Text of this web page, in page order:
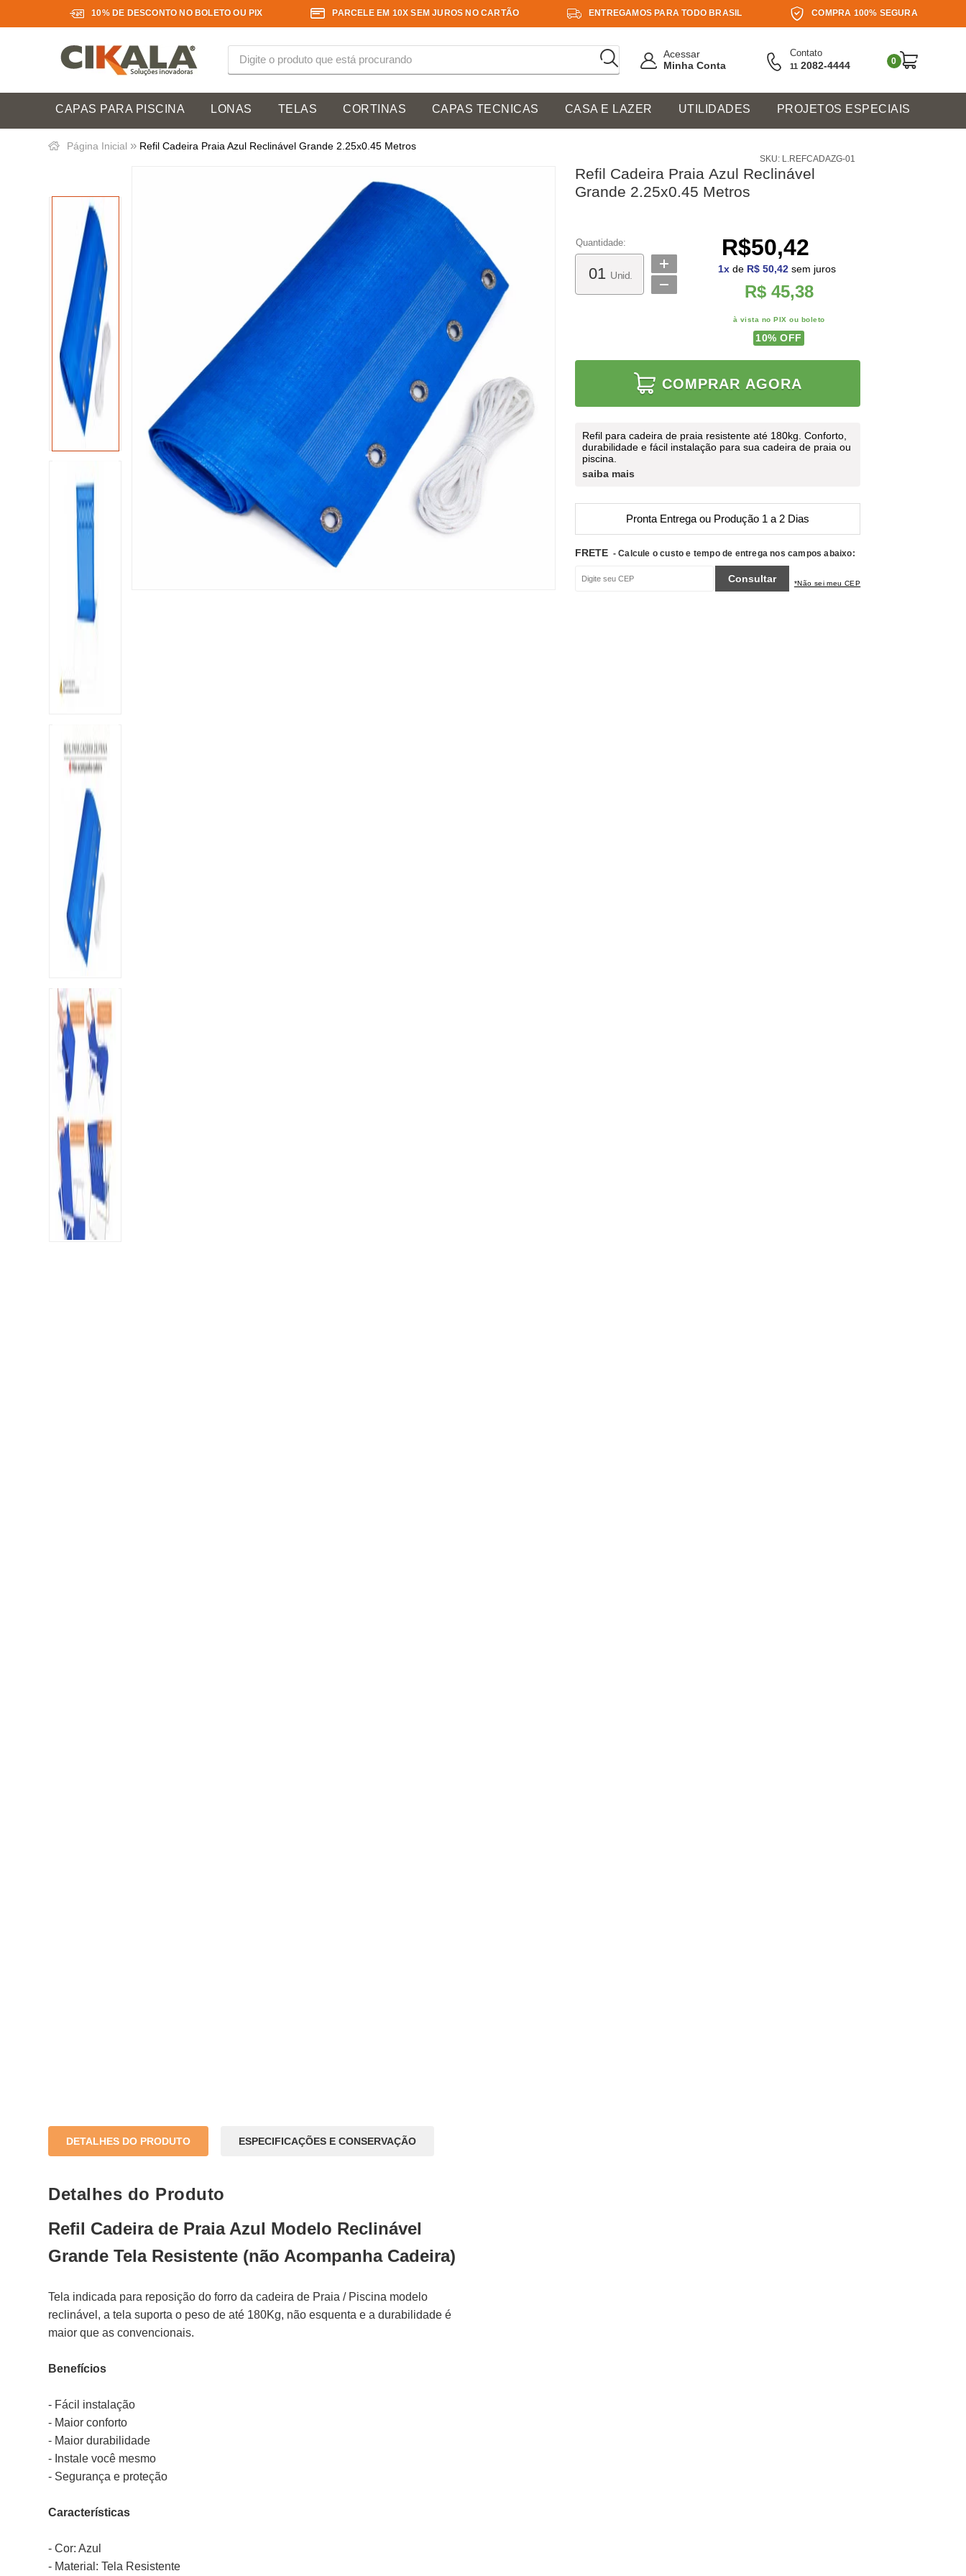
10% DE DESCONTO NO BOLETO OU PIX PARCELE EM 10X SEM JUROS NO CARTÃO ENTREGAMOS PARA TODO BRASIL COMPRA 100% SEGURA
Acessar
Minha Conta
Contato
11 2082-4444 0
CAPAS PARA PISCINA LONAS TELAS CORTINAS CAPAS TECNICAS CASA E LAZER UTILIDADES PROJETOS ESPECIAIS
Página Inicial » Refil Cadeira Praia Azul Reclinável Grande 2.25x0.45 Metros
SKU: L.REFCADAZG-01
Refil Cadeira Praia Azul Reclinável
Grande 2.25x0.45 Metros
R$50,42
1xde R$ 50,42sem juros
R$ 45,38
à vista no PIX ou boleto
10% OFF
Quantidade:
Unid.
COMPRAR AGORA
Refil para cadeira de praia resistente até 180kg. Conforto,
durabilidade e fácil instalação para sua cadeira de praia ou
piscina.
saiba mais
Pronta Entrega ou Produção 1 a 2 Dias
FRETE - Calcule o custo e tempo de entrega nos campos abaixo:
Consultar *Não sei meu CEP
DETALHES DO PRODUTO
Detalhes do Produto
Refil Cadeira de Praia Azul Modelo Reclinável
Grande Tela Resistente (não Acompanha Cadeira)
Tela indicada para reposição do forro da cadeira de Praia / Piscina modelo
reclinável, a tela suporta o peso de até 180Kg, não esquenta e a durabilidade é
maior que as convencionais.
Benefícios
- Fácil instalação
- Maior conforto
- Maior durabilidade
- Instale você mesmo
- Segurança e proteção
Características
- Cor: Azul
- Material: Tela Resistente
ESPECIFICAÇÕES E CONSERVAÇÃO